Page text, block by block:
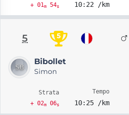
+ 01m54s 10:22 /km
5 5
Bibollet
Simon
Strata
+ 02m06s
Tempo
10:25 /km